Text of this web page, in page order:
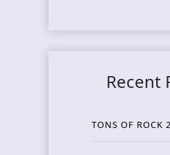
Recent
TONS OF ROCK